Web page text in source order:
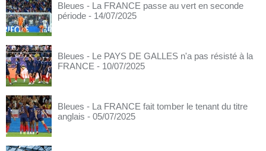
Bleues - La FRANCE passe au vert en seconde
période - 14/07/2025
Bleues - Le PAYS DE GALLES n'a pas résisté à la
FRANCE - 10/07/2025
Bleues - La FRANCE fait tomber le tenant du titre
anglais - 05/07/2025